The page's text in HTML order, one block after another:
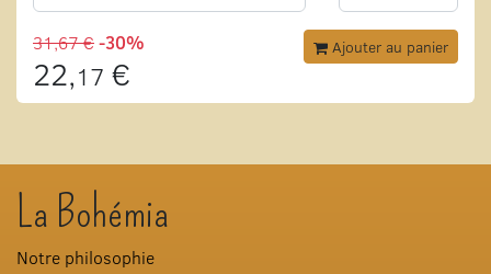
31,67 €-30%
22,17 €
Ajouter au panier
La Bohémia
Notre philosophie